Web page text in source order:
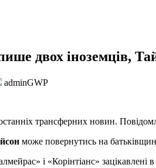
двох іноземців,
adminGWP
трансферних новин.
може повернутись на
і «Корінтіанс»